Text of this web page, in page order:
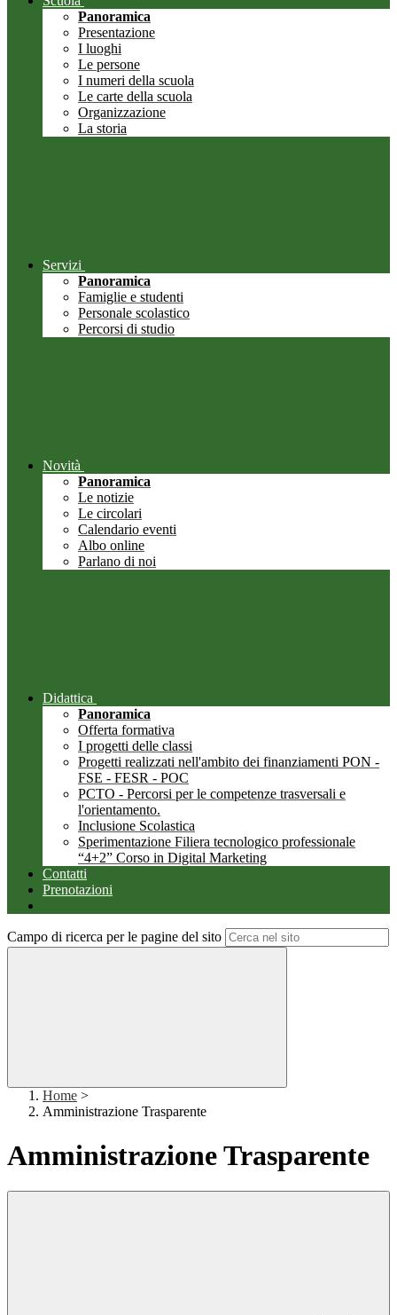
Panoramica
Presentazione
I luoghi
Le persone
I numeri della scuola
Le carte della scuola
Organizzazione
La storia
Servizi
Panoramica
Famiglie e studenti
Personale scolastico
Percorsi di studio
Novità
Panoramica
Le notizie
Le circolari
Calendario eventi
Albo online
Parlano di noi
Didattica
Panoramica
Offerta formativa
I progetti delle classi
Progetti realizzati nell'ambito dei finanziamenti PON -
FSE - FESR - POC
PCTO - Percorsi per le competenze trasversali e
l'orientamento.
Inclusione Scolastica
Sperimentazione Filiera tecnologico professionale
“4+2” Corso in Digital Marketing
Contatti
Prenotazioni
Campo di ricerca per le pagine del sito
Home >
Amministrazione Trasparente
Amministrazione Trasparente